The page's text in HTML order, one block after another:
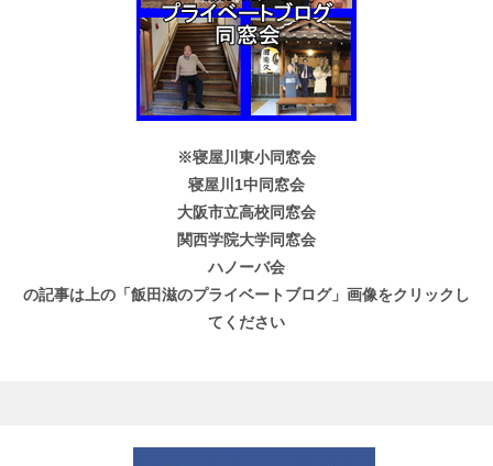
※寝屋川東小同窓会
寝屋川1中同窓会
大阪市立高校同窓会
関西学院大学同窓会
ハノーバ会
の記事は上の「飯田滋のプライベートブログ」画像をクリックし
てください